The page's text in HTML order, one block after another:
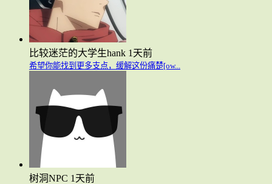
比较迷茫的大学生hank 1天前
希望你能找到更多支点，缓解这份痛楚[ow...
树洞NPC 1天前